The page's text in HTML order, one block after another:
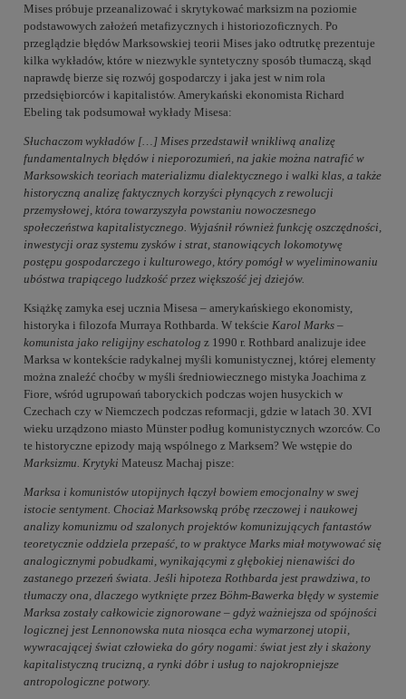
Mises próbuje przeanalizować i skrytykować marksizm na poziomie
podstawowych założeń metafizycznych i historiozoficznych. Po
przeglądzie błędów Marksowskiej teorii Mises jako odtrutkę prezentuje
kilka wykładów, które w niezwykle syntetyczny sposób tłumaczą, skąd
naprawdę bierze się rozwój gospodarczy i jaka jest w nim rola
przedsiębiorców i kapitalistów. Amerykański ekonomista Richard
Ebeling tak podsumował wykłady Misesa:
Słuchaczom wykładów […] Mises przedstawił wnikliwą analizę
fundamentalnych błędów i nieporozumień, na jakie można natrafić w
Marksowskich teoriach materializmu dialektycznego i walki klas, a także
historyczną analizę faktycznych korzyści płynących z rewolucji
przemysłowej, która towarzyszyła powstaniu nowoczesnego
społeczeństwa kapitalistycznego. Wyjaśnił również funkcję oszczędności,
inwestycji oraz systemu zysków i strat, stanowiących lokomotywę
postępu gospodarczego i kulturowego, który pomógł w wyeliminowaniu
ubóstwa trapiącego ludzkość przez większość jej dziejów.
Książkę zamyka esej ucznia Misesa – amerykańskiego ekonomisty,
historyka i filozofa Murraya Rothbarda. W tekście Karol Marks –
komunista jako religijny eschatolog z 1990 r. Rothbard analizuje idee
Marksa w kontekście radykalnej myśli komunistycznej, której elementy
można znaleźć choćby w myśli średniowiecznego mistyka Joachima z
Fiore, wśród ugrupowań taboryckich podczas wojen husyckich w
Czechach czy w Niemczech podczas reformacji, gdzie w latach 30. XVI
wieku urządzono miasto Münster podług komunistycznych wzorców. Co
te historyczne epizody mają wspólnego z Marksem? We wstępie do
Marksizmu. Krytyki Mateusz Machaj pisze:
Marksa i komunistów utopijnych łączył bowiem emocjonalny w swej
istocie sentyment. Chociaż Marksowską próbę rzeczowej i naukowej
analizy komunizmu od szalonych projektów komunizujących fantastów
teoretycznie oddziela przepaść, to w praktyce Marks miał motywować się
analogicznymi pobudkami, wynikającymi z głębokiej nienawiści do
zastanego przezeń świata. Jeśli hipoteza Rothbarda jest prawdziwa, to
tłumaczy ona, dlaczego wytknięte przez Böhm-Bawerka błędy w systemie
Marksa zostały całkowicie zignorowane – gdyż ważniejsza od spójności
logicznej jest Lennonowska nuta niosąca echa wymarzonej utopii,
wywracającej świat człowieka do góry nogami: świat jest zły i skażony
kapitalistyczną trucizną, a rynki dóbr i usług to najokropniejsze
antropologiczne potwory.